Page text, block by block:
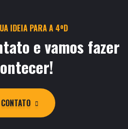
IDEIA PARA A 4ºD
e vamos fazer
CONTATO